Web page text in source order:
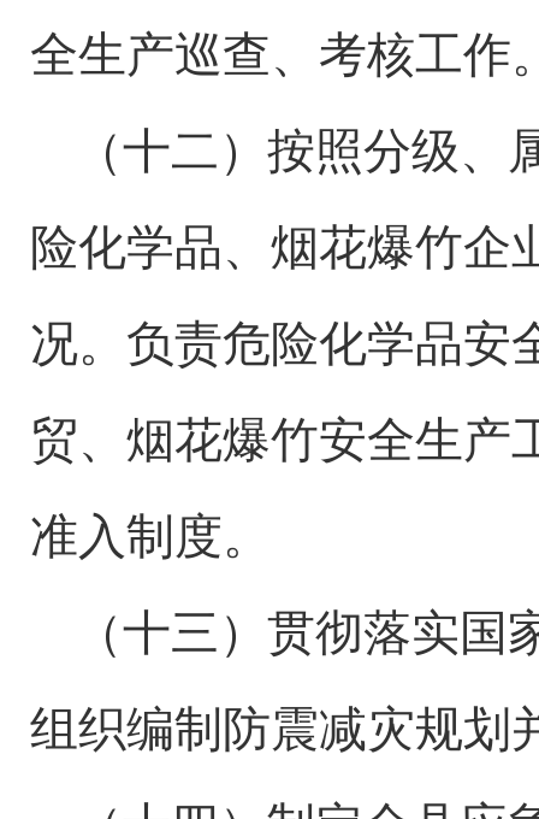
全生产巡查、考核工作
（十二）按照分级
险化学品、烟花爆竹企
况。负责危险化学品安
贸、烟花爆竹安全生产
准入制度。
（十三）贯彻落实
组织编制防震减灾规划